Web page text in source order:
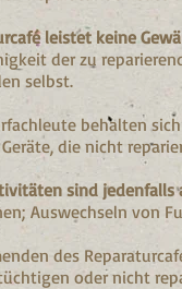
leistet keine
der zu
selbst.
behalten
die nicht
sind jedenfalls
Auswechseln von
des
oder nicht